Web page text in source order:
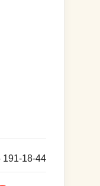
191-18-44